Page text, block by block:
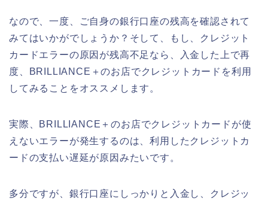
なので、一度、ご自身の銀行口座の残高を確認されて
みてはいかがでしょうか？そして、もし、クレジット
カードエラーの原因が残高不足なら、入金した上で再
度、BRILLIANCE＋のお店でクレジットカードを利用
してみることをオススメします。
実際、BRILLIANCE＋のお店でクレジットカードが使
えないエラーが発生するのは、利用したクレジットカ
ードの支払い遅延が原因みたいです。
多分ですが、銀行口座にしっかりと入金し、クレジッ